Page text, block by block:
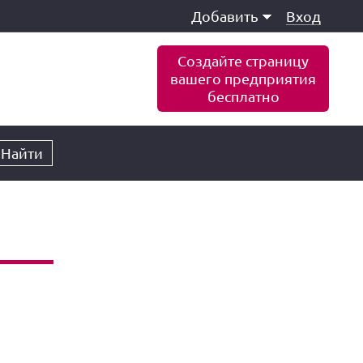
Добавить Вход
Создайте страницу
вашего предприятия
бесплатно
Найти